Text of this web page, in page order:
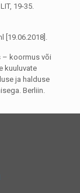
19-35.
[19.06.2018].
– koormus või
kuuluvate
ja halduse
Berliin.